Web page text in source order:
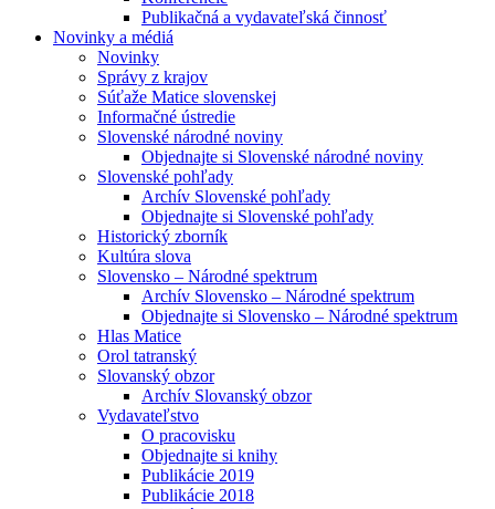
Publikačná a vydavateľská činnosť
Novinky a médiá
Novinky
Správy z krajov
Súťaže Matice slovenskej
Informačné ústredie
Slovenské národné noviny
Objednajte si Slovenské národné noviny
Slovenské pohľady
Archív Slovenské pohľady
Objednajte si Slovenské pohľady
Historický zborník
Kultúra slova
Slovensko – Národné spektrum
Archív Slovensko – Národné spektrum
Objednajte si Slovensko – Národné spektrum
Hlas Matice
Orol tatranský
Slovanský obzor
Archív Slovanský obzor
Vydavateľstvo
O pracovisku
Objednajte si knihy
Publikácie 2019
Publikácie 2018